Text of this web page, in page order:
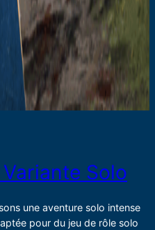
Variante Solo
une aventure solo intense
pour du jeu de rôle solo